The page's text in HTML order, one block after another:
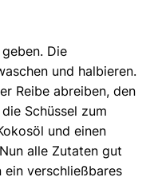
Die
und halbieren.
Reibe abreiben, den
Schüssel zum
und einen
alle Zutaten gut
ein verschließbares